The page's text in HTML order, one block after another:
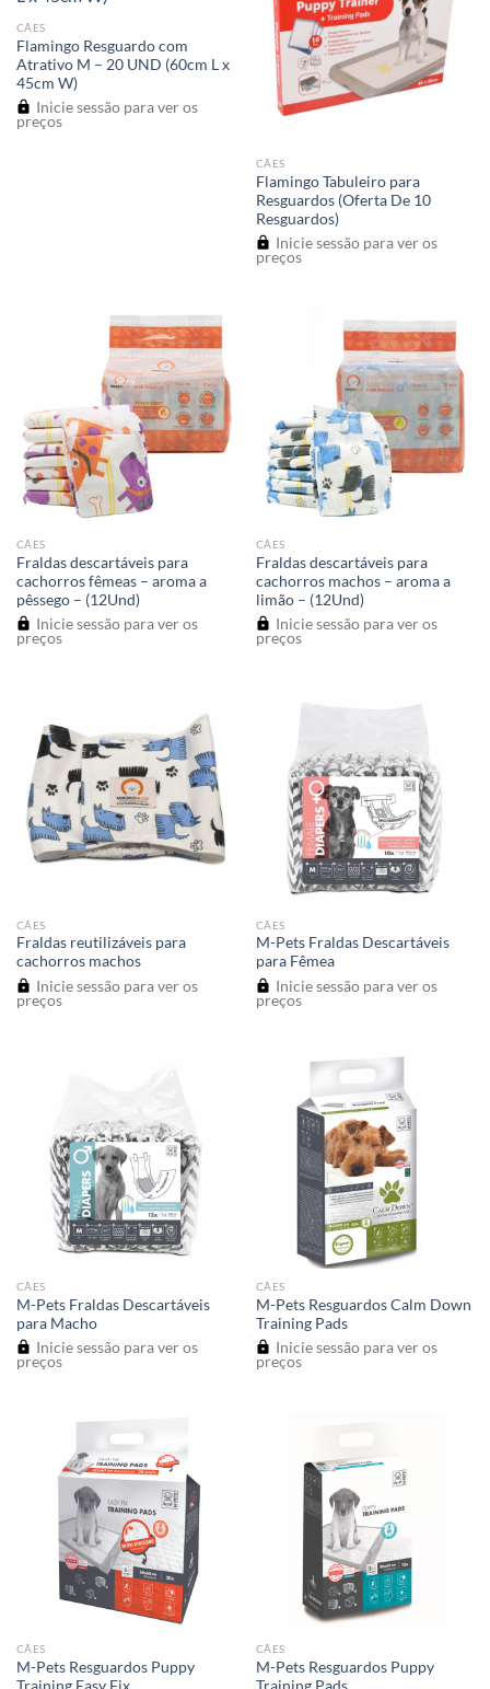
CÃES
Flamingo Resguardo com
Atrativo M – 20 UND (60cm L x
45cm W)
Inicie sessão para ver os
preços
CÃES
Flamingo Tabuleiro para
Resguardos (Oferta De 10
Resguardos)
Inicie sessão para ver os
preços
CÃES
Fraldas descartáveis para
cachorros fêmeas – aroma a
pêssego – (12Und)
Inicie sessão para ver os
preços
CÃES
Fraldas descartáveis para
cachorros machos – aroma a
limão – (12Und)
Inicie sessão para ver os
preços
CÃES
Fraldas reutilizáveis para
cachorros machos
Inicie sessão para ver os
preços
CÃES
M-Pets Fraldas Descartáveis
para Fêmea
Inicie sessão para ver os
preços
CÃES
M-Pets Fraldas Descartáveis
para Macho
Inicie sessão para ver os
preços
CÃES
M-Pets Resguardos Calm Down
Training Pads
Inicie sessão para ver os
preços
CÃES
M-Pets Resguardos Puppy
Training Easy Fix
CÃES
M-Pets Resguardos Puppy
Training Pads